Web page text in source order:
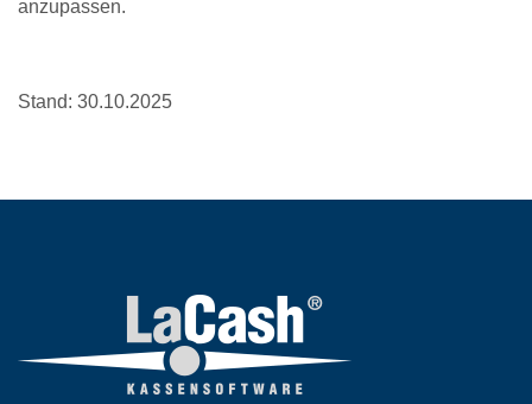
anzupassen.
Stand: 30.10.2025